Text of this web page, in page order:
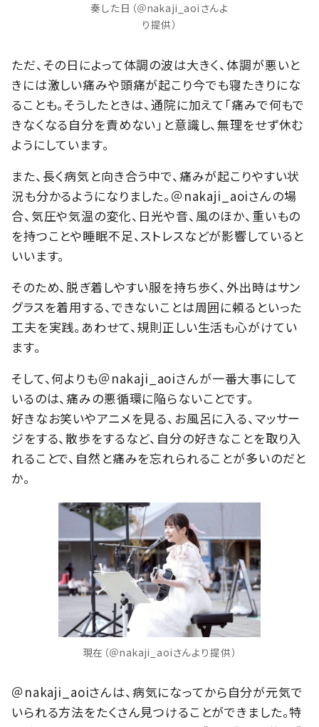
奏した日（＠nakaji_aoiさんよ
り提供）
ただ、その日によって体調の波は大きく、体調が悪いと
きには激しい痛みや頭痛が起こり今でも寝たきりにな
ることも。そうしたときは、通院に加えて「痛みで何もで
きなくなる自分を責めない」と意識し、無理をせず休む
ようにしています。
また、長く病気と向き合う中で、痛みが起こりやすい状
況も分かるようになりました。＠nakaji_aoiさんの場
合、気圧や気温の変化、日光や音、風のほか、重いもの
を持つことや睡眠不足、ストレスなどが影響していると
いいます。
そのため、脱ぎ着しやすい服を持ち歩く、外出時はサン
グラスを着用する、できないことは周囲に頼るといった
工夫を実践。あわせて、規則正しい生活も心がけてい
ます。
そして、何よりも＠nakaji_aoiさんが一番大事にして
いるのは、痛みの悪循環に陥らないことです。
好きなお笑いやアニメを見る、お風呂に入る、マッサー
ジをする、散歩をするなど、自分の好きなことを取り入
れることで、自然と痛みを忘れられることが多いのだと
か。
現在（＠nakaji_aoiさんより提供）
＠nakaji_aoiさんは、病気になってから自分が元気で
いられる方法をたくさん見つけることができました。特